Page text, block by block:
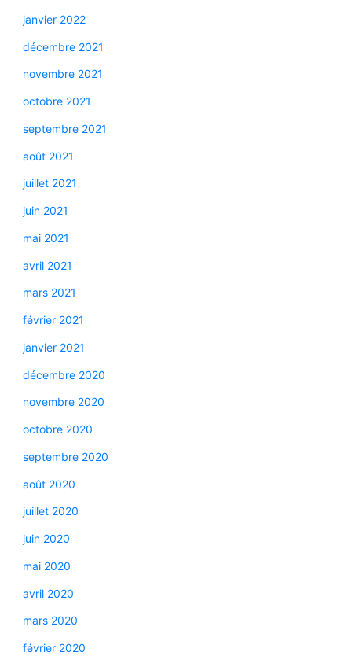
janvier 2022
décembre 2021
novembre 2021
octobre 2021
septembre 2021
août 2021
juillet 2021
juin 2021
mai 2021
avril 2021
mars 2021
février 2021
janvier 2021
décembre 2020
novembre 2020
octobre 2020
septembre 2020
août 2020
juillet 2020
juin 2020
mai 2020
avril 2020
mars 2020
février 2020